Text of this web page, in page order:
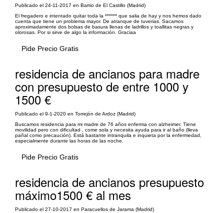
Publicado el 24-11-2017 en Barrio de El Castillo (Madrid)
El fregadero e intentado quitar toda la ****** que salia de hay y nos hemos dado
cuenta que tiene un problema mayor. De atranque de tuverias. Sacamos
aproximadamente dos bolsas de basura llenas de ladrillos y toallitas negras y
olorosas. Por si sirve de algo la información. Graciaa
Pide Precio Gratis
residencia de ancianos para madre
con presupuesto de entre 1000 y
1500 €
Publicado el 9-1-2020 en Torrejón de Ardoz (Madrid)
Buscamos residencia para mi madre de 76 años enferma con alzheimer. Tiene
movilidad pero con dificultad , come sola y necesita ayuda para ir al baño (lleva
pañal como precaución). Está bastante intranquila e inquieta por la enfermedad,
especialmente durante las horas de las noche.
Pide Precio Gratis
residencia de ancianos presupuesto
máximo1500 € al mes
Publicado el 27-10-2017 en Paracuellos de Jarama (Madrid)